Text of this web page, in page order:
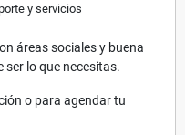
y servicios
áreas sociales y buena
lo que necesitas.
o para agendar tu